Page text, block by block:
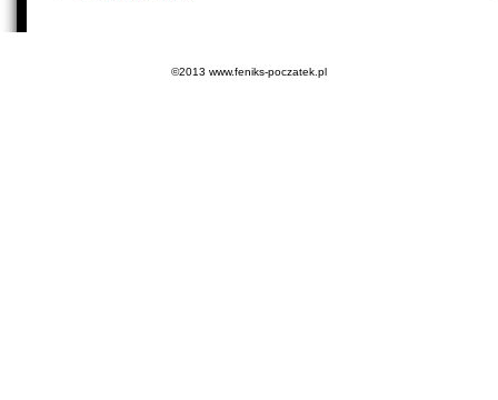
©2013 www.feniks-poczatek.pl